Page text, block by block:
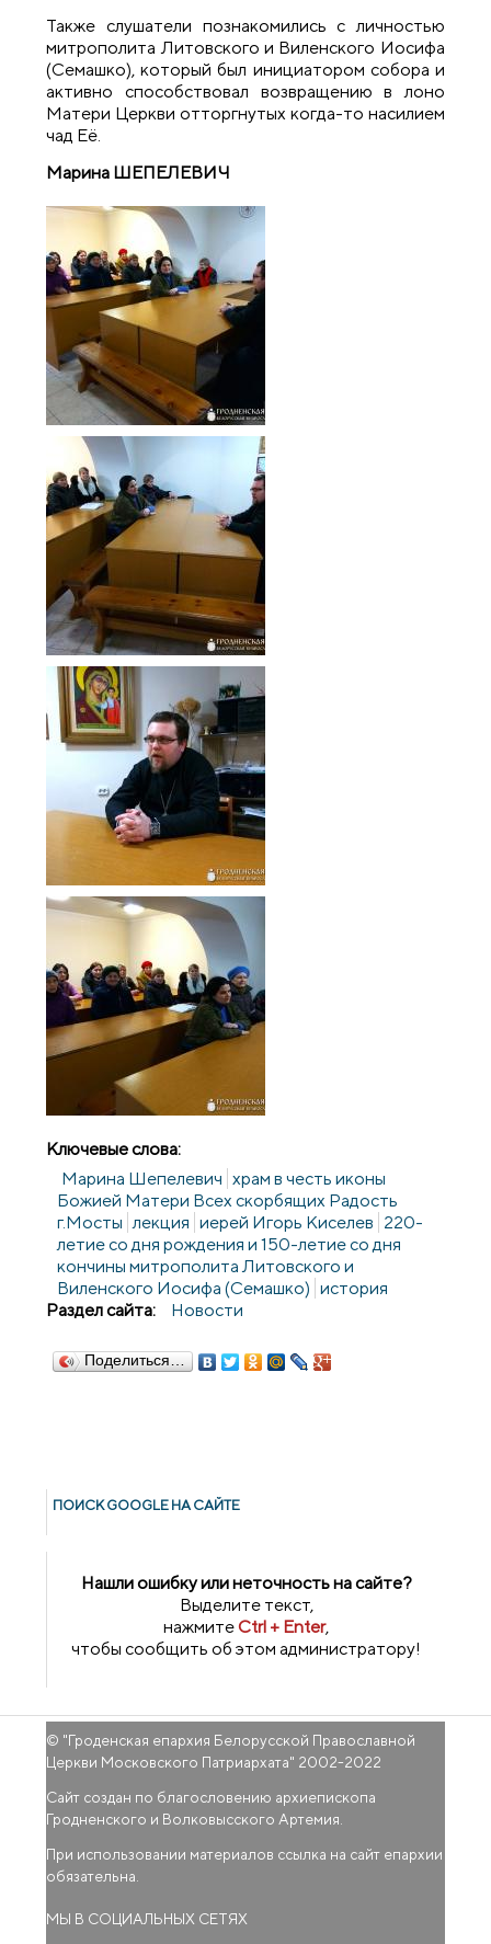
Также слушатели познакомились с личностью
митрополита Литовского и Виленского Иосифа
(Семашко), который был инициатором собора и
активно способствовал возвращению в лоно
Матери Церкви отторгнутых когда-то насилием
чад Её.
Марина ШЕПЕЛЕВИЧ
Ключевые слова:
Марина Шепелевич храм в честь иконы
Божией Матери Всех скорбящих Радость
г.Мосты лекция иерей Игорь Киселев 220-
летие со дня рождения и 150-летие со дня
кончины митрополита Литовского и
Виленского Иосифа (Семашко) история
Раздел сайта:
Новости
Поделиться…
ПОИСК GOОGLE НА САЙТЕ
Нашли ошибку или неточность на сайте?
Выделите текст,
нажмитеCtrl + Enter,
чтобы сообщить об этом администратору!
© "Гроденская епархия Белорусской Православной
Церкви Московского Патриархата" 2002-2022
Сайт создан по благословению архиепископа
Гродненского и Волковысского Артемия.
При использовании материалов ссылка на сайт епархии
обязательна.
МЫ В СОЦИАЛЬНЫХ СЕТЯХ